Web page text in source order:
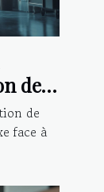
de
de
face à